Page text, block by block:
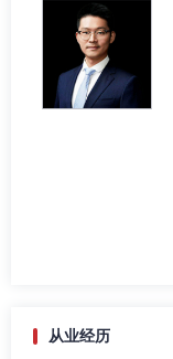
从业经历